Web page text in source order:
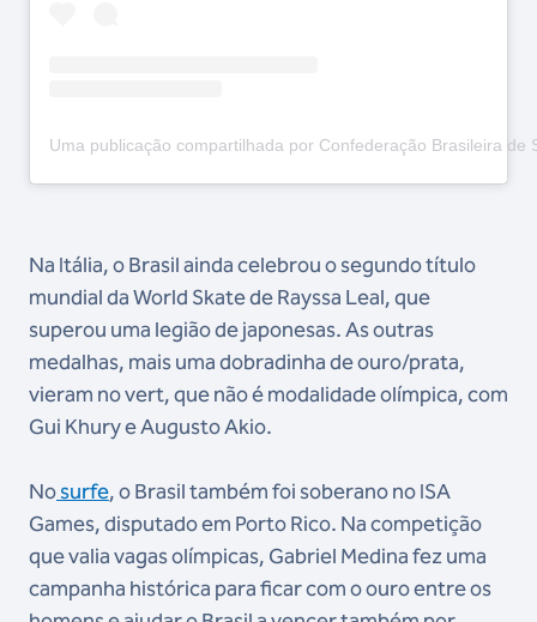
Uma publicação compartilhada por Confederação Brasileira de
Na Itália, o Brasil ainda celebrou o segundo título
mundial da World Skate de Rayssa Leal, que
superou uma legião de japonesas. As outras
medalhas, mais uma dobradinha de ouro/prata,
vieram no vert, que não é modalidade olímpica, com
Gui Khury e Augusto Akio.
Nosurfe, o Brasil também foi soberano no ISA
Games, disputado em Porto Rico. Na competição
que valia vagas olímpicas, Gabriel Medina fez uma
campanha histórica para ficar com o ouro entre os